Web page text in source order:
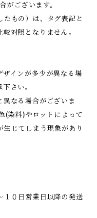
がございます。
もの）は、タグ表記と
対照となりません。
インが多少が異なる場
さい。
なる場合がございま
(染料)やロットによって
じてしまう現象があり
０日営業日以降の発送